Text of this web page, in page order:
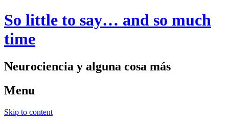
So little to say… and so much
time
Neurociencia y alguna cosa más
Menu
Skip to content